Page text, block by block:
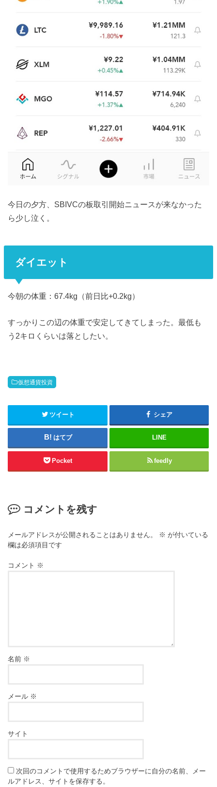
今日の夕方、SBIVCの板取引開始ニュースが来なかった
ら少し泣く。
ダイエット
今朝の体重：67.4kg（前日比+0.2kg）
すっかりこの辺の体重で安定してきてしまった。最低も
う2キロくらいは落としたい。
仮想通貨投資
ツイート シェア
はてブ LINE
Pocket feedly
コメントを残す
メールアドレスが公開されることはありません。 ※ が付いている
欄は必須項目です
コメント ※
名前 ※
メール ※
サイト
次回のコメントで使用するためブラウザーに自分の名前、メー
ルアドレス、サイトを保存する。